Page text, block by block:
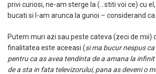
privi curiosi, ne-am sterge la (…stiti voi ce) cu
bucati si l-am arunca la gunoi – considerand
Putem muri azi sau peste cateva (zeci de mii)
finalitatea este aceeasi (si ma bucur nespus
pentru ca as avea tendinta de a amana la
de a sta in fata televizorului, pana as deveni o